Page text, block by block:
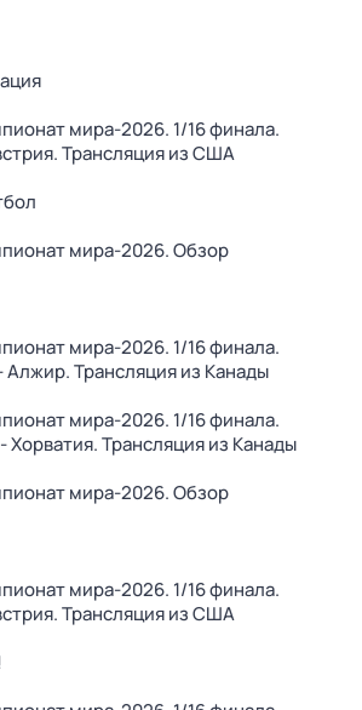
мира-2026. 1/16 финала.
Трансляция из США
мира-2026. Обзор
мира-2026. 1/16 финала.
Трансляция из Канады
мира-2026. 1/16 финала.
Хорватия. Трансляция из Канады
мира-2026. Обзор
мира-2026. 1/16 финала.
Трансляция из США